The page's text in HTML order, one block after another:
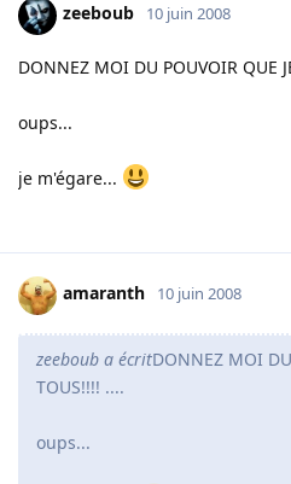
zeeboub 10 juin 2008
DONNEZ MOI DU POUVOIR QUE
oups...
je m'égare...
amaranth 10 juin 2008
zeeboub a écritDONNEZ MOI
TOUS!!!! ....
oups...